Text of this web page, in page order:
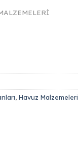
, Havuz Malzemeleri